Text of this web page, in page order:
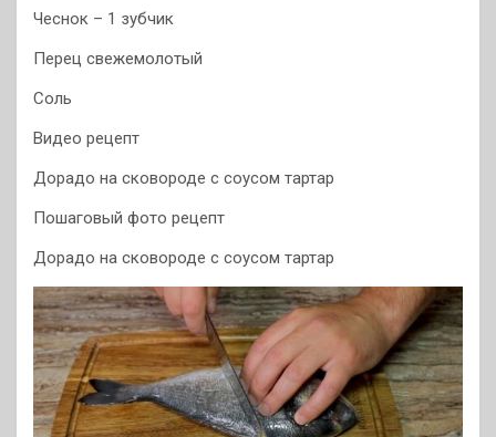
Чеснок – 1 зубчик
Перец свежемолотый
Соль
Видео рецепт
Дорадо на сковороде с соусом тартар
Пошаговый фото рецепт
Дорадо на сковороде с соусом тартар